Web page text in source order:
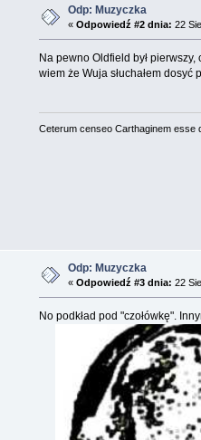
Odp: Muzyczka
« Odpowiedź #2 dnia: 22
Na pewno Oldfield był
wiem że Wuja słuchałem dosyć
Ceterum censeo Carthaginem esse
Odp: Muzyczka
« Odpowiedź #3 dnia: 22
No podkład pod "czołówkę".